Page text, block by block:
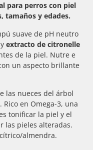
para perros con piel
tamaños y edades.
suave de pH neutro
y extracto de citronelle
de la piel. Nutre e
un aspecto brillante
las nueces del árbol
en Omega-3, una
tonificar la piel y el
las pieles alteradas.
almendra.